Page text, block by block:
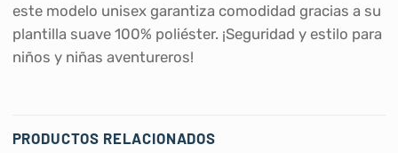
este modelo unisex garantiza comodidad gracias a su
plantilla suave 100% poliéster. ¡Seguridad y estilo para
niños y niñas aventureros!
PRODUCTOS RELACIONADOS